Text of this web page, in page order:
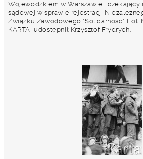
Wojewódzkiem w Warszawie i czekający
sądowej w sprawie rejestracji
Związku Zawodowego "Solidarność". Fot.
KARTA, udostępnił Krzysztof Frydrych.